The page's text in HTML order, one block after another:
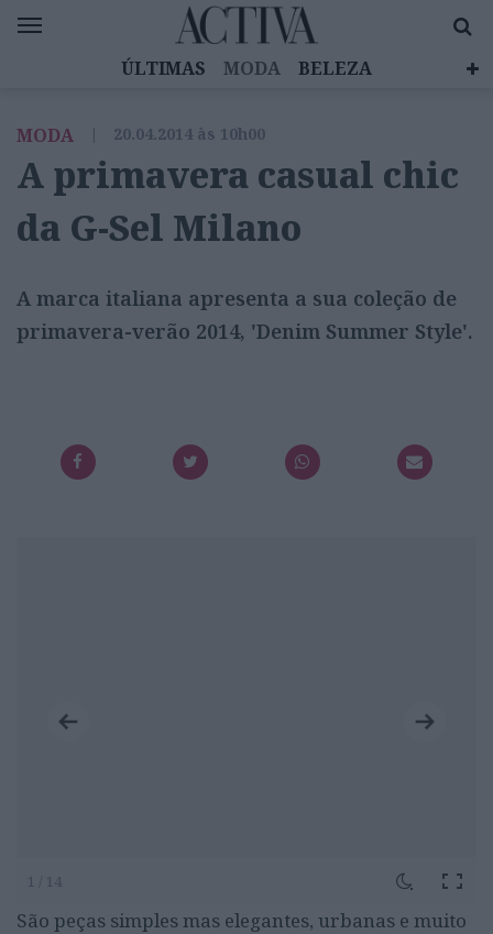
ÚLTIMAS MODA
BELEZA
EMOÇÕES
MULHERES INSPIRADORAS
DIZ QUEM SABE
ACTIVA BRAND STUDIO
MODA | 20.04.2014 às 10h00
A primavera casual chic
da G-Sel Milano
A marca italiana apresenta a sua coleção de
primavera-verão 2014, 'Denim Summer Style'.
1 / 14
São peças simples mas elegantes, urbanas e muito